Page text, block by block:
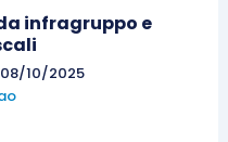
infragruppo e
08/10/2025